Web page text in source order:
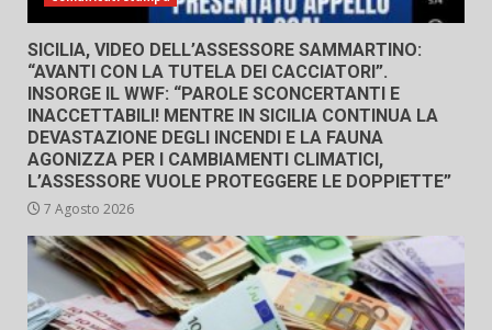
SICILIA, VIDEO DELL’ASSESSORE SAMMARTINO:
“AVANTI CON LA TUTELA DEI CACCIATORI”.
INSORGE IL WWF: “PAROLE SCONCERTANTI E
INACCETTABILI! MENTRE IN SICILIA CONTINUA LA
DEVASTAZIONE DEGLI INCENDI E LA FAUNA
AGONIZZA PER I CAMBIAMENTI CLIMATICI,
L’ASSESSORE VUOLE PROTEGGERE LE DOPPIETTE”
7 Agosto 2026